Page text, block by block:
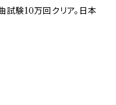
試験10万回クリア。日本